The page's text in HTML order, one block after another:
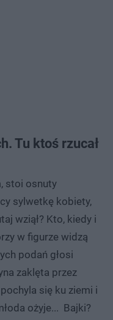
Tu ktoś rzucał
stoi osnuty
sylwetkę kobiety,
wziął? Kto, kiedy i
w figurze widzą
podań głosi
zaklęta przez
się ku ziemi i
ożyje... Bajki?